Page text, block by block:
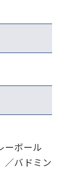
ーボール
／バドミン